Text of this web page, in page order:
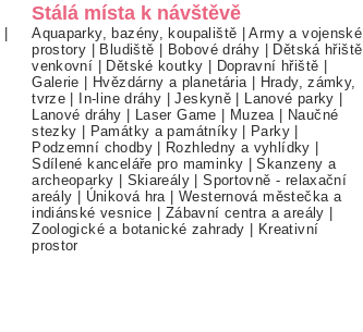
|
Stálá místa k návštěvě
Aquaparky, bazény, koupaliště |Army a vojenské
prostory | Bludiště | Bobové dráhy | Dětská hřiště
venkovní | Dětské koutky | Dopravní hřiště |
Galerie | Hvězdárny a planetária | Hrady, zámky,
tvrze | In-line dráhy |Jeskyně | Lanové parky |
Lanové dráhy | Laser Game | Muzea | Naučné
stezky | Památky a památníky| Parky |
Podzemní chodby| Rozhledny a vyhlídky |
Sdílené kanceláře pro maminky |Skanzeny a
archeoparky | Skiareály |Sportovně - relaxační
areály | Úniková hra |Westernová městečka a
indiánské vesnice | Zábavní centra a areály |
Zoologické a botanické zahrady | Kreativní
prostor